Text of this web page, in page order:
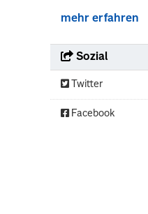
mehr erfahren
Sozial
Twitter
Facebook